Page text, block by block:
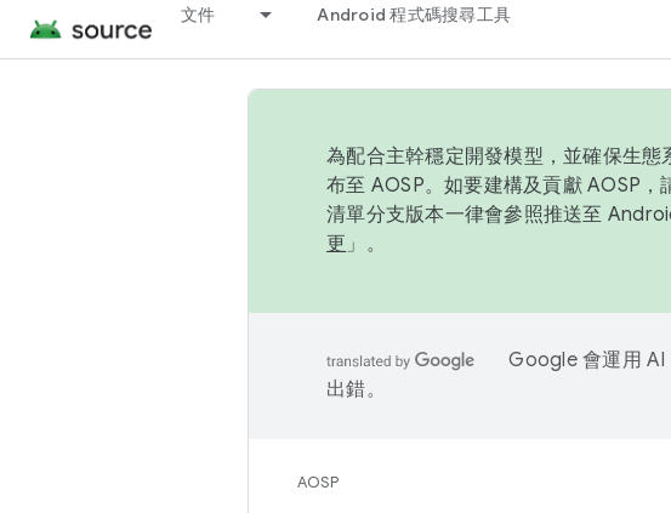
文件 Android 程式碼搜尋工具
為配合主幹穩定開發模型，並確保生
布至 AOSP。如要建構及貢獻 AOSP，
清單分支版本一律會參照推送至
更 」。
Google 會運用 AI
出錯。
AOSP